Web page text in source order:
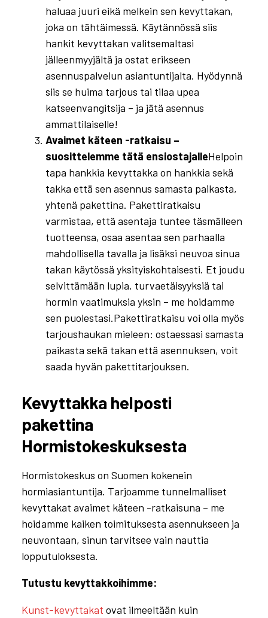
Kevyttakan osto-opas
haluaa juuri eikä melkein sen kevyttakan,
joka on tähtäimessä. Käytännössä siis
hankit kevyttakan valitsemaltasi
jälleenmyyjältä ja ostat erikseen
asennuspalvelun asiantuntijalta. Hyödynnä
siis se huima tarjous tai tilaa upea
katseenvangitsija – ja jätä asennus
ammattilaiselle!
Avaimet käteen -ratkaisu –
suosittelemme tätä ensiostajalleHelpoin
tapa hankkia kevyttakka on hankkia sekä
takka että sen asennus samasta paikasta,
yhtenä pakettina. Pakettiratkaisu
varmistaa, että asentaja tuntee täsmälleen
tuotteensa, osaa asentaa sen parhaalla
mahdollisella tavalla ja lisäksi neuvoa sinua
takan käytössä yksityiskohtaisesti. Et joudu
selvittämään lupia, turvaetäisyyksiä tai
hormin vaatimuksia yksin – me hoidamme
sen puolestasi.Pakettiratkaisu voi olla myös
tarjoushaukan mieleen: ostaessasi samasta
paikasta sekä takan että asennuksen, voit
saada hyvän pakettitarjouksen.
Kevyttakka helposti
pakettina
Hormistokeskuksesta
Hormistokeskus on Suomen kokenein
hormiasiantuntija. Tarjoamme tunnelmalliset
kevyttakat avaimet käteen -ratkaisuna – me
hoidamme kaiken toimituksesta asennukseen ja
neuvontaan, sinun tarvitsee vain nauttia
lopputuloksesta.
Tutustu kevyttakkoihimme:
Kunst-kevyttakat ovat ilmeeltään kuin